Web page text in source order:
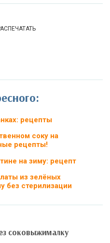
рецепты
соку на
рецепты!
на зиму: рецепт
из зелёных
без стерилизации
соковыжималку